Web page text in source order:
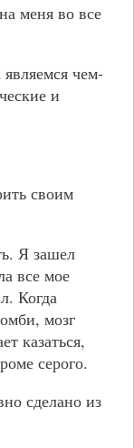
меня во все
чем-
и
своим
Я зашел
все мое
Когда
мозг
казаться,
серого.
сделано из